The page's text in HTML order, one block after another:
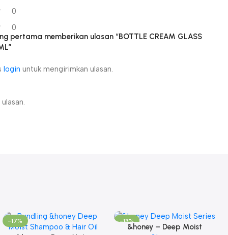
0
0
pertama memberikan ulasan “BOTTLE CREAM GLASS
login untuk mengirimkan ulasan.
-17% -13%
&honey – Deep Moist